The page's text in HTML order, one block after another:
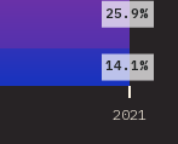
2021
14.1%
25.9%